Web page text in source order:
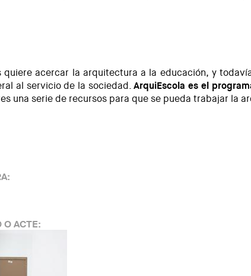
"Un árbol - un lugar - una ciudad"
quiere acercar la arquitectura a la educación, y
al servicio de la sociedad.ArquiEscola es el
una serie de recursos para que se pueda trabajar la
las Aulas
O ACTE: